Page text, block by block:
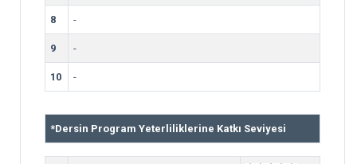
8 -
9 -
10 -
*Dersin Program Yeterliliklerine Katkı Seviyesi